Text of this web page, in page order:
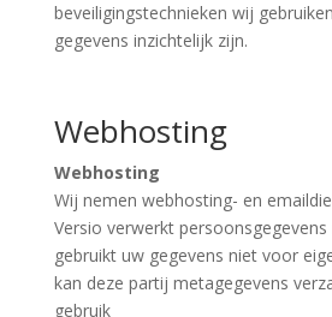
beveiligingstechnieken wij
gegevens inzichtelijk zijn.
Webhosting
Webhosting
Wij nemen webhosting- en
Versio verwerkt
gebruikt uw gegevens niet voor
kan deze partij metagegevens
gebruik